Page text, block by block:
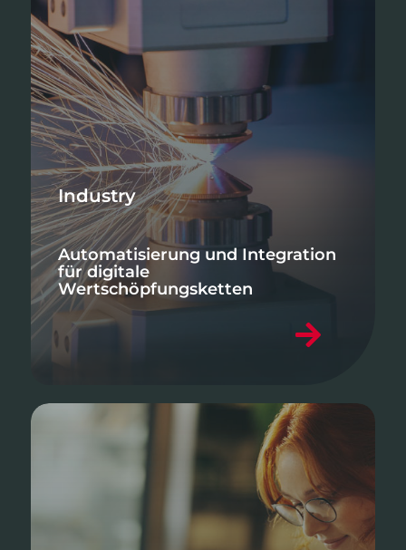
Industry
Automatisierung und Integration
für digitale
Wertschöpfungsketten